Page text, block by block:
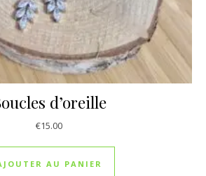
d’oreille
€15.00
AU PANIER